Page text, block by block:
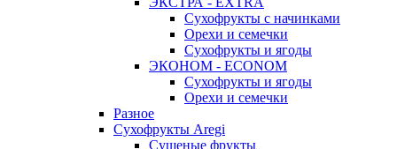
Сухофрукты с начинками
Орехи и семечки
Сухофрукты и ягоды
ЭКОНОМ - ECONOM
Сухофрукты и ягоды
Орехи и семечки
Разное
Сухофрукты Aregi
Сушеные фрукты